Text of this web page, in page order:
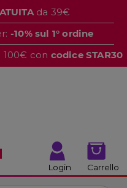
da 39€
-10% sul 1° ordine
con codice STAR30
Login Carrello
CHIUDI